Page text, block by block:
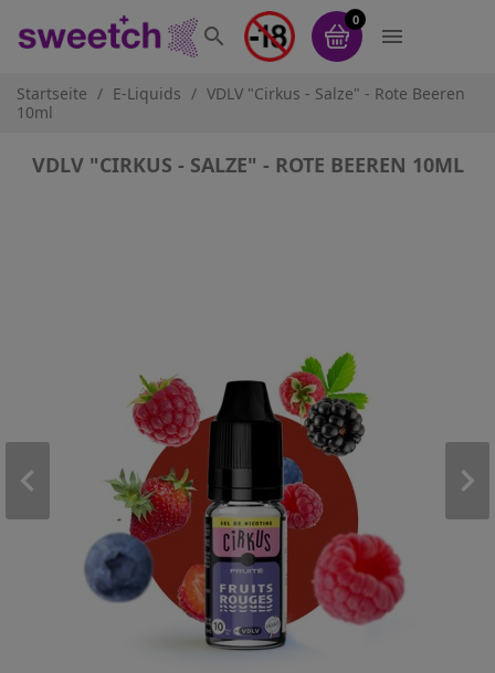

0

Startseite E-Liquids
VDLV "Cirkus - Salze" - Rote Beeren
10ml
VDLV "CIRKUS - SALZE" - ROTE BEEREN 10ML